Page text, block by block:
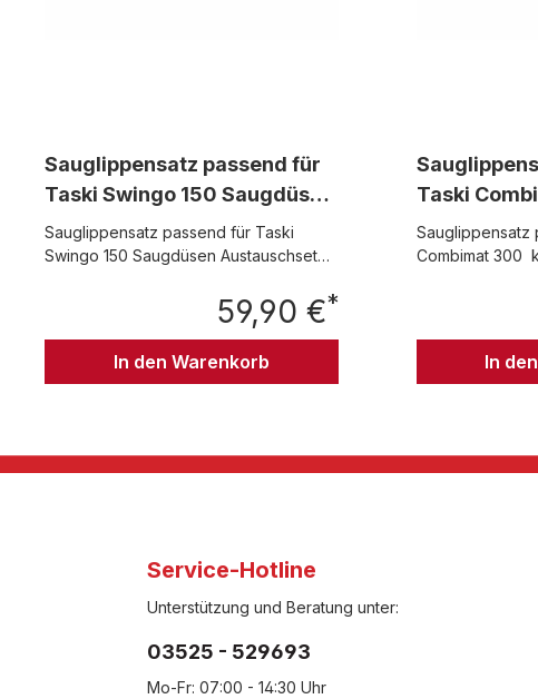
Sauglippensatz passend für
Taski Swingo 150 Saugdüsen
Austauschset (7517663)
185350081
Sauglippensatz passend für Taski
Swingo 150 Saugdüsen Austauschset
Regulärer Preis:
59,90 €*
In den Warenkorb
Taski
und vorn)
Sauglippensatz
Combimat 300
zwei Stück
In
Service-Hotline
Unterstützung und Beratung unter:
03525 - 529693
Mo-Fr: 07:00 - 14:30 Uhr